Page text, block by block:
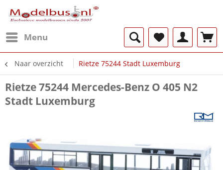
Menu
Naar overzicht Rietze 75244 Stadt Luxemburg
Rietze 75244 Mercedes-Benz O 405 N2
Stadt Luxemburg